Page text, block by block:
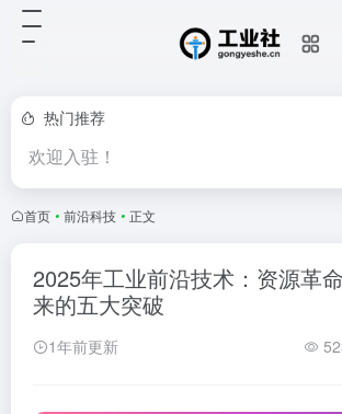
热门推荐
欢迎入驻！
首页 • 前沿科技 • 正文
2025年工业前沿技术：资源革
来的五大突破
1年前更新